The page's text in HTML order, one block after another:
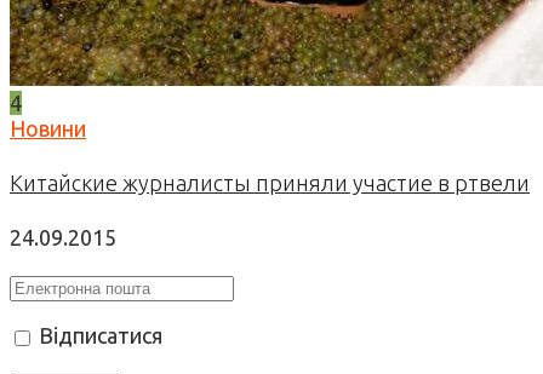
4
Новини
Китайские журналисты приняли участие в ртвели
24.09.2015
Відписатися